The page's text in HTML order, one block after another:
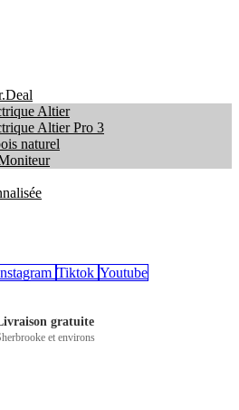
Altier
Altier Pro 3
naturel
Tiktok Youtube
gratuite
et environs